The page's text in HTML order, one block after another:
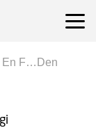
En F…Den